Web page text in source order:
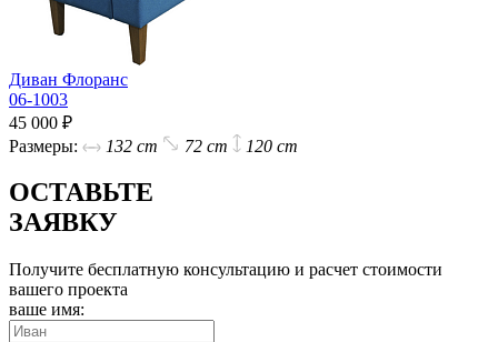
Диван Флоранс
06-1003
45 000 ₽
Размеры:
132 cm 72 cm 120 cm
ОСТАВЬТЕ
ЗАЯВКУ
Получите бесплатную консультацию и расчет стоимости
вашего проекта
ваше имя: